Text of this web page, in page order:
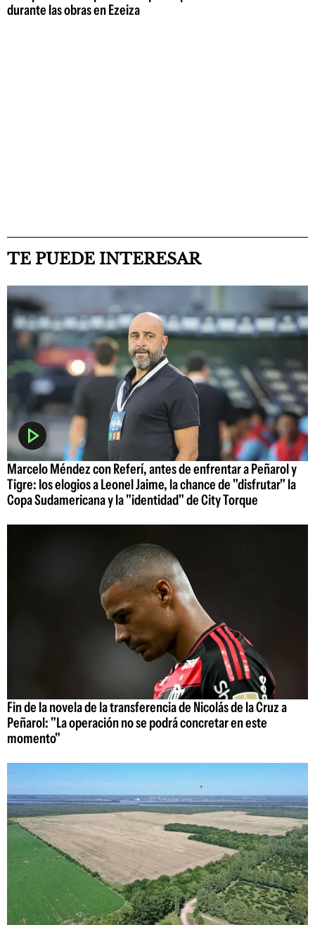
durante las obras en Ezeiza
TE PUEDE INTERESAR
Marcelo Méndez con Referí, antes de enfrentar a Peñarol y
Tigre: los elogios a Leonel Jaime, la chance de "disfrutar" la
Copa Sudamericana y la "identidad" de City Torque
Fin de la novela de la transferencia de Nicolás de la Cruz a
Peñarol: "La operación no se podrá concretar en este
momento"